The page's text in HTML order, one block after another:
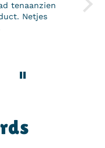
tenaanzien
Netjes
mijn